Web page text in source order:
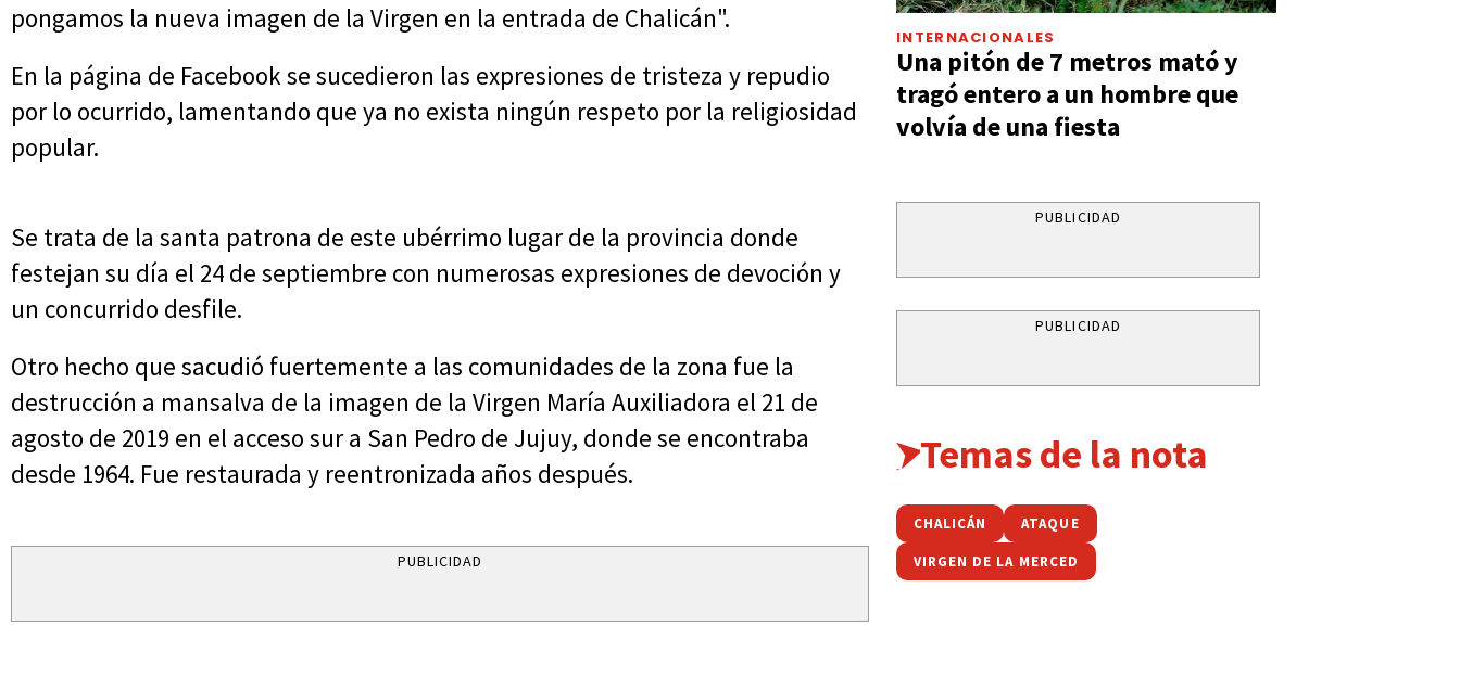
pongamos la nueva imagen de la Virgen en la entrada de Chalicán".
En la página de Facebook se sucedieron las expresiones de tristeza y repudio
por lo ocurrido, lamentando que ya no exista ningún respeto por la religiosidad
popular.
Se trata de la santa patrona de este ubérrimo lugar de la provincia donde
festejan su día el 24 de septiembre con numerosas expresiones de devoción y
un concurrido desfile.
Otro hecho que sacudió fuertemente a las comunidades de la zona fue la
destrucción a mansalva de la imagen de la Virgen María Auxiliadora el 21 de
agosto de 2019 en el acceso sur a San Pedro de Jujuy, donde se encontraba
desde 1964. Fue restaurada y reentronizada años después.
PUBLICIDAD
INTERNACIONALES
Una pitón de 7 metros mató y
tragó entero a un hombre que
volvía de una fiesta
PUBLICIDAD
PUBLICIDAD
Temas de la nota
CHALICÁN ATAQUE
VIRGEN DE LA MERCED